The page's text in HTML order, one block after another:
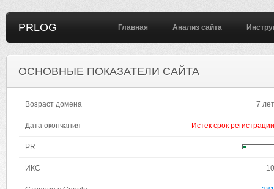
PRLOG Главная Анализ сайта
ОСНОВНЫЕ ПОКАЗАТЕЛИ САЙТА
Возраст домена 7 лет
Дата окончания Истек срок регистрации
PR
ИКС 10